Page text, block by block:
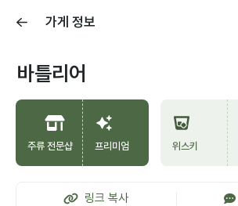
가게 정보
바틀리어
주류 전문샵 프리미엄 위스키
링크 복사